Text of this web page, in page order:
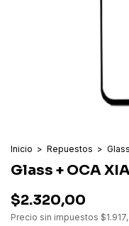
Inicio > Repuestos >
Glass + OCA
$2.320,00
Precio sin impuestos